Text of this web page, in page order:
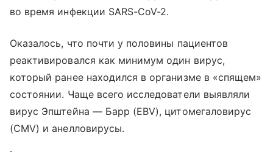
во время инфекции SARS-CoV-2.
Оказалось, что почти у половины пациентов
реактивировался как минимум один вирус,
который ранее находился в организме в «спящем»
состоянии. Чаще всего исследователи выявляли
вирус Эпштейна — Барр (EBV), цитомегаловирус
(CMV) и анелловирусы.